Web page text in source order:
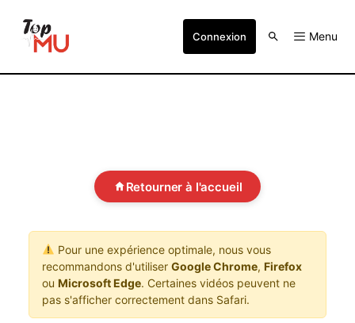
Connexion Menu
Retourner à l'accueil
Pour une expérience optimale, nous vous
recommandons d'utiliser Google Chrome, Firefox
ou Microsoft Edge. Certaines vidéos peuvent ne
pas s'afficher correctement dans Safari.